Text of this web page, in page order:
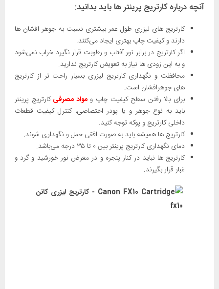
آنچه درباره کارتریج پرینتر ها باید بدانید:
کارتریج های لیزری طول عمر بیشتری نسبت به جوهر افشان ها
دارند و کیفیت چاپ بهتری ایجاد می‌کنند.
اگر کارتریج در برابر نور آفتاب و رطوبت قرار نگیرد خراب نمی‌‌شود
و به این زودی ها نیاز به تعویض کارتریج ندارید.
محافظت و نگهداری کارتریج لیزری بسیار راحت تر از کارتریج
های جوهرافشان است.
برای بالا رفتن سطح کیفیت چاپ ومواد مصرفی کارتریج پرینتر
باید به نوع جوهر و یا پودر اختصاصی، کنترل کیفیت قطعات
داخلی کارتریج و پوکه توجه کنید.
کارتریج ها همیشه باید به صورت افقی حمل و نگهداری شوند.
دمای نگهداری کارتریج پرینتر بین ۰ تا ۳۵ درجه می‌باشد.
کارتریج ها نباید در کنار پنجره و در معرض نور خورشید و گرد و
غبار قرار بگیرند.